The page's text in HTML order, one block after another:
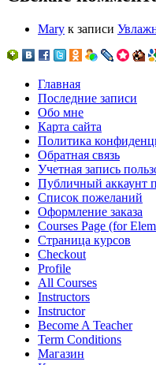
Mary к записи
Главная
Последние записи
Обо мне
Карта сайта
Политика
Обратная связь
Учетная запись
Публичный аккаунт
Список пожеланий
Оформление заказа
Courses Page (for
Страница курсов
Checkout
Profile
All Courses
Instructors
Instructor
Become A Teacher
Term Conditions
Магазин